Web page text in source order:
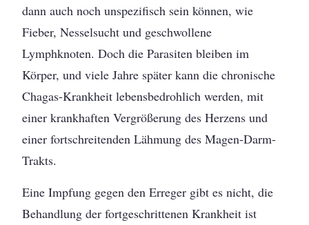
dann auch noch unspezifisch sein können, wie
Fieber, Nesselsucht und geschwollene
Lymphknoten. Doch die Parasiten bleiben im
Körper, und viele Jahre später kann die chronische
Chagas-Krankheit lebensbedrohlich werden, mit
einer krankhaften Vergrößerung des Herzens und
einer fortschreitenden Lähmung des Magen-Darm-
Trakts.
Eine Impfung gegen den Erreger gibt es nicht, die
Behandlung der fortgeschrittenen Krankheit ist